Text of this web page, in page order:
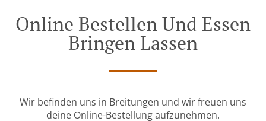
Online Bestellen Und Essen
Bringen Lassen
Wir befinden uns in Breitungen und wir freuen uns
deine Online-Bestellung aufzunehmen.